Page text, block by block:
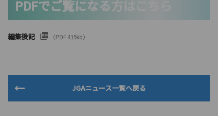
PDFでご覧になる方はこちら
編集後記 （PDF 419kb）
JGAニュース一覧へ戻る